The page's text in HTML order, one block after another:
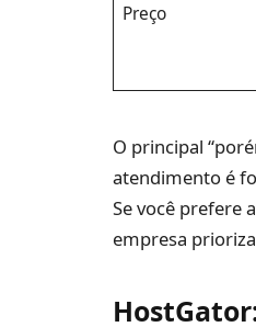
Preço
O principal
atendimento é
Se você prefere
empresa